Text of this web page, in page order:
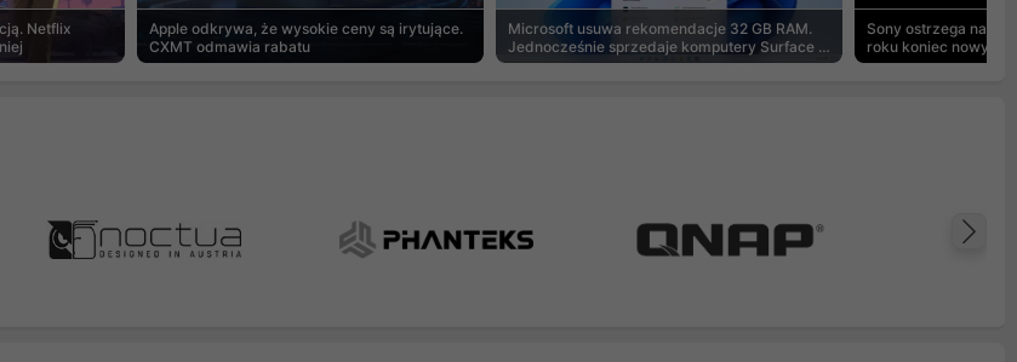
Netflix
Apple odkrywa, że wysokie ceny są irytujące.
CXMT odmawia rabatu
Microsoft usuwa rekomendacje 32 GB RAM.
Jednocześnie sprzedaje komputery Surface z
8 GB
Sony ostrzega na
roku koniec nowych